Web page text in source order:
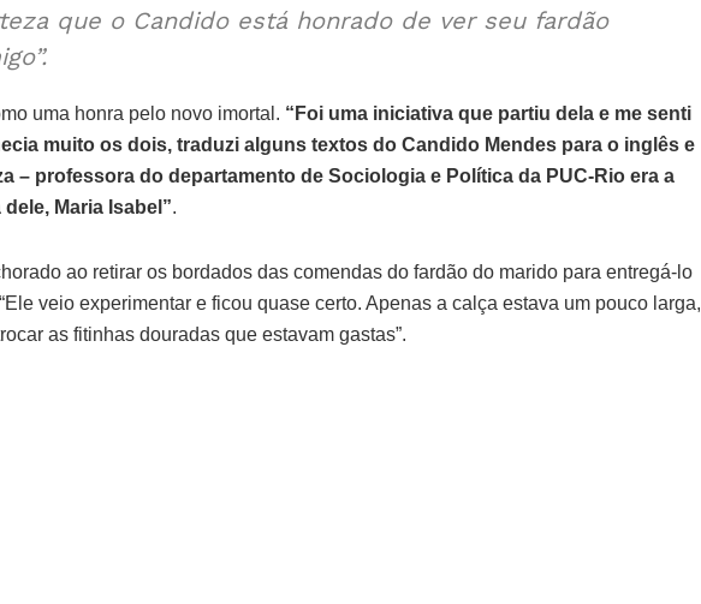
que o Candido está honrado de ver seu fardão
uma honra pelo novo imortal. “Foi uma iniciativa que partiu dela e me senti
muito os dois, traduzi alguns textos do Candido Mendes para o inglês e
– professora do departamento de Sociologia e Política da PUC-Rio era a
Maria Isabel”.
ao retirar os bordados das comendas do fardão do marido para entregá-lo
veio experimentar e ficou quase certo. Apenas a calça estava um pouco larga,
as fitinhas douradas que estavam gastas”.